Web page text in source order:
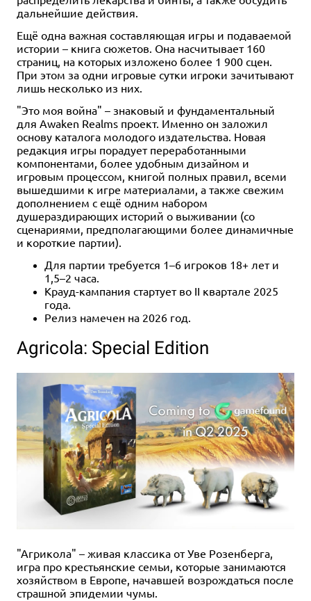
дальнейшие действия.
Ещё одна важная составляющая игры и подаваемой
истории – книга сюжетов. Она насчитывает 160
страниц, на которых изложено более 1 900 сцен.
При этом за одни игровые сутки игроки зачитывают
лишь несколько из них.
"Это моя война" – знаковый и фундаментальный
для Awaken Realms проект. Именно он заложил
основу каталога молодого издательства. Новая
редакция игры порадует переработанными
компонентами, более удобным дизайном и
игровым процессом, книгой полных правил, всеми
вышедшими к игре материалами, а также свежим
дополнением с ещё одним набором
душераздирающих историй о выживании (со
сценариями, предполагающими более динамичные
и короткие партии).
Для партии требуется 1–6 игроков 18+ лет и
1,5–2 часа.
Крауд-кампания стартует во II квартале 2025
года.
Релиз намечен на 2026 год.
Agricola: Special Edition
"Агрикола" – живая классика от Уве Розенберга,
игра про крестьянские семьи, которые занимаются
хозяйством в Европе, начавшей возрождаться после
страшной эпидемии чумы.